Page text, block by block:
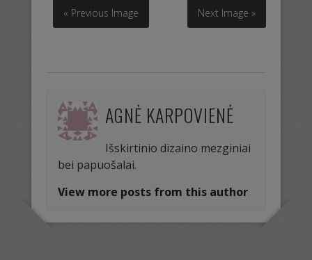
« Previous Image Next Image »
AGNĖ KARPOVIENĖ
Išskirtinio dizaino mezginiai
bei papuošalai.
View more posts from this author